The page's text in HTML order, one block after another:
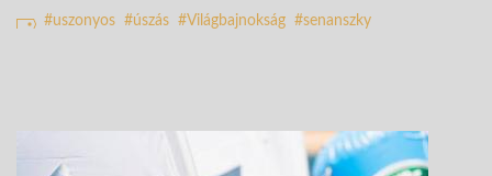
uszonyos úszás Világbajnokság senanszky